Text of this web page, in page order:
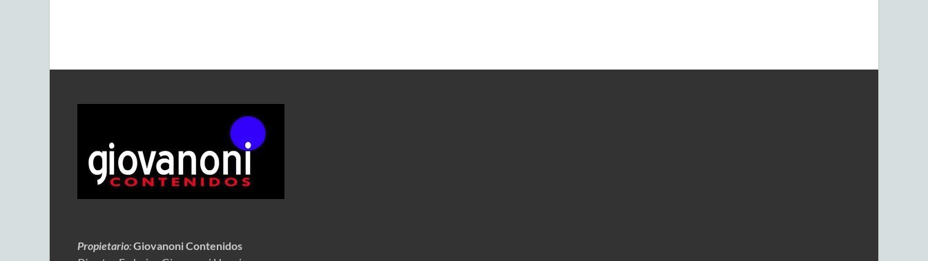
Propietario:Giovanoni Contenidos